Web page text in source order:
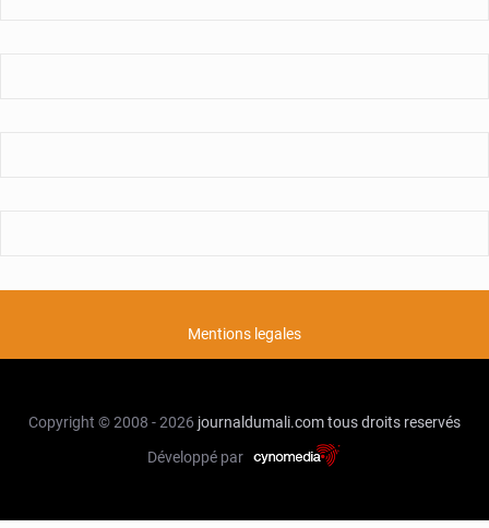
Mentions legales
Copyright © 2008 - 2026 journaldumali.comtous droits reservés
Développé par